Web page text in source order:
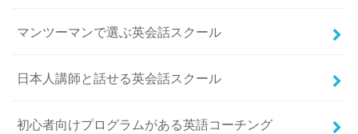
マンツーマンで選ぶ英会話スクール
日本人講師と話せる英会話スクール
初心者向けプログラムがある英語コーチング